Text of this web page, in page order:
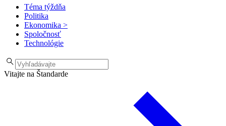
Téma týždňa
Politika
Ekonomika >
Spoločnosť
Technológie
Vitajte na Štandarde